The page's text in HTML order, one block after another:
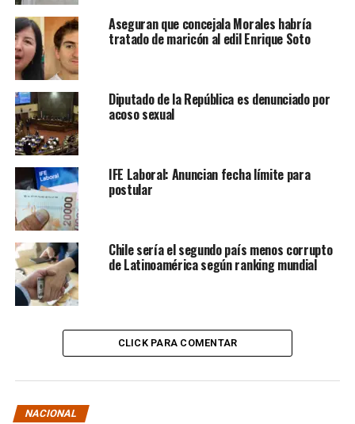
Aseguran que concejala Morales habría
tratado de maricón al edil Enrique Soto
Diputado de la República es denunciado por
acoso sexual
IFE Laboral: Anuncian fecha límite para
postular
Chile sería el segundo país menos corrupto
de Latinoamérica según ranking mundial
CLICK PARA COMENTAR
NACIONAL